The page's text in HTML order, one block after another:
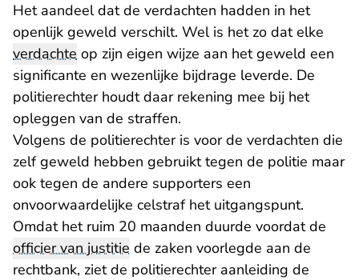
Het aandeel dat de verdachten hadden in het
openlijk geweld verschilt. Wel is het zo dat elke
verdachte op zijn eigen wijze aan het geweld een
significante en wezenlijke bijdrage leverde. De
politierechter houdt daar rekening mee bij het
opleggen van de straffen.
Volgens de politierechter is voor de verdachten die
zelf geweld hebben gebruikt tegen de politie maar
ook tegen de andere supporters een
onvoorwaardelijke celstraf het uitgangspunt.
Omdat het ruim 20 maanden duurde voordat de
officier van justitie de zaken voorlegde aan de
rechtbank, ziet de politierechter aanleiding de